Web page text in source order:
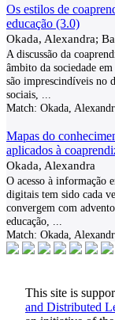
Os estilos de
educação (3.0)
Okada, Alexandra;
A discussão da
âmbito da sociedade
são imprescindíveis no
sociais,
Match: Okada,
Mapas do
aplicados à
Okada, Alexandra
O acesso à informação
digitais tem sido cada
convergem com
educação,
Match: Okada,
This site is
and Distributed